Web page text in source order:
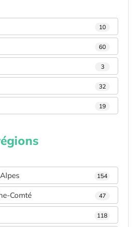
10
60
3
32
19
154
Comté 47
118